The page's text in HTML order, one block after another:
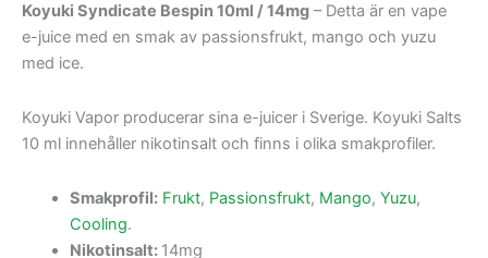
Koyuki Syndicate Bespin 10ml / 14mg – Detta är en vape
e-juice med en smak av passionsfrukt, mango och yuzu
med ice.
Koyuki Vapor producerar sina e-juicer i Sverige. Koyuki Salts
10 ml innehåller nikotinsalt och finns i olika smakprofiler.
Smakprofil: Frukt, Passionsfrukt, Mango, Yuzu,
Cooling.
Nikotinsalt: 14mg